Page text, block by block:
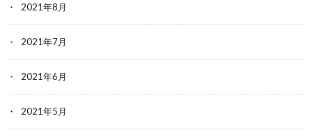
2021年8月
2021年7月
2021年6月
2021年5月